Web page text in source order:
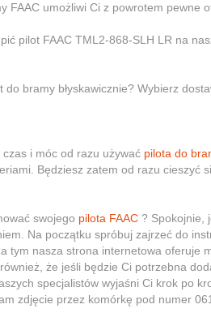
FAAC umożliwi Ci z powrotem pewne
pilot FAAC TML2-868-SLH LR na
do bramy błyskawicznie? Wybierz
i móc od razu używać pilota do
Będziesz zatem od razu cieszyć
swojego pilota FAAC ? Spokojnie,
Na początku spróbuj zajrzeć do
tym nasza strona internetowa oferuje
że jeśli będzie Ci potrzebna
specjalistów wyjaśni Ci krok po
zdjęcie przez komórkę pod numer